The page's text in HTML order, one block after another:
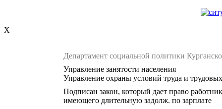
X
Департамент социальной политики
Управление занятости населения
Управление охраны условий труда и
Подписан закон, который дает право
имеющего длительную задолж. по зарплате